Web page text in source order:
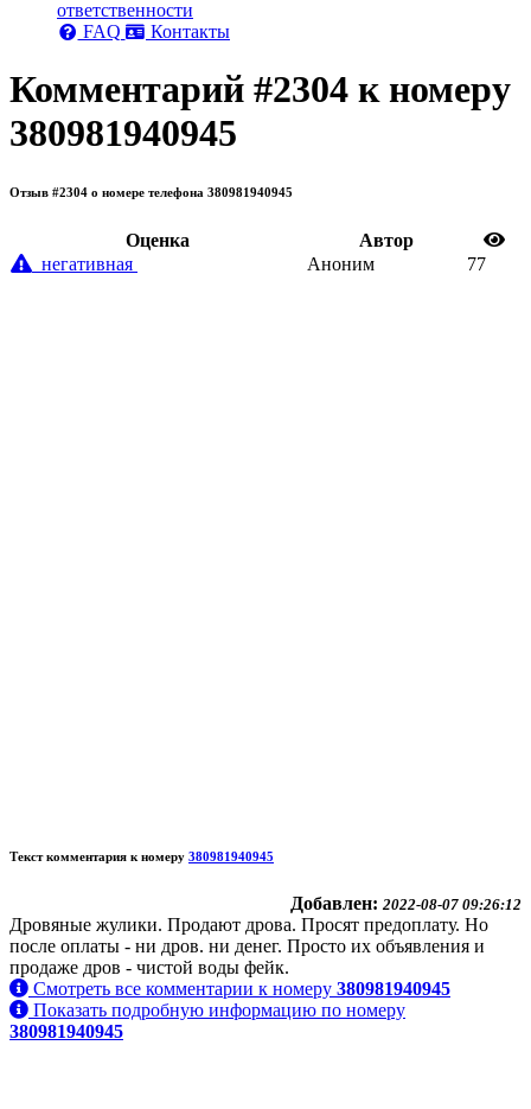
ответственности
FAQ
Контакты
Комментарий #2304 к номеру
380981940945
Отзыв #2304 о номере телефона 380981940945
Oценка
Автор
негативная
Аноним 77
Текст комментария к номеру 380981940945
Добавлен: 2022-08-07 09:26:12
Дровяные жулики. Продают дрова. Просят предоплату. Но
после оплаты - ни дров. ни денег. Просто их объявления и
продаже дров - чистой воды фейк.
Смотреть все комментарии к номеру 380981940945
Показать подробную информацию по номеру
380981940945